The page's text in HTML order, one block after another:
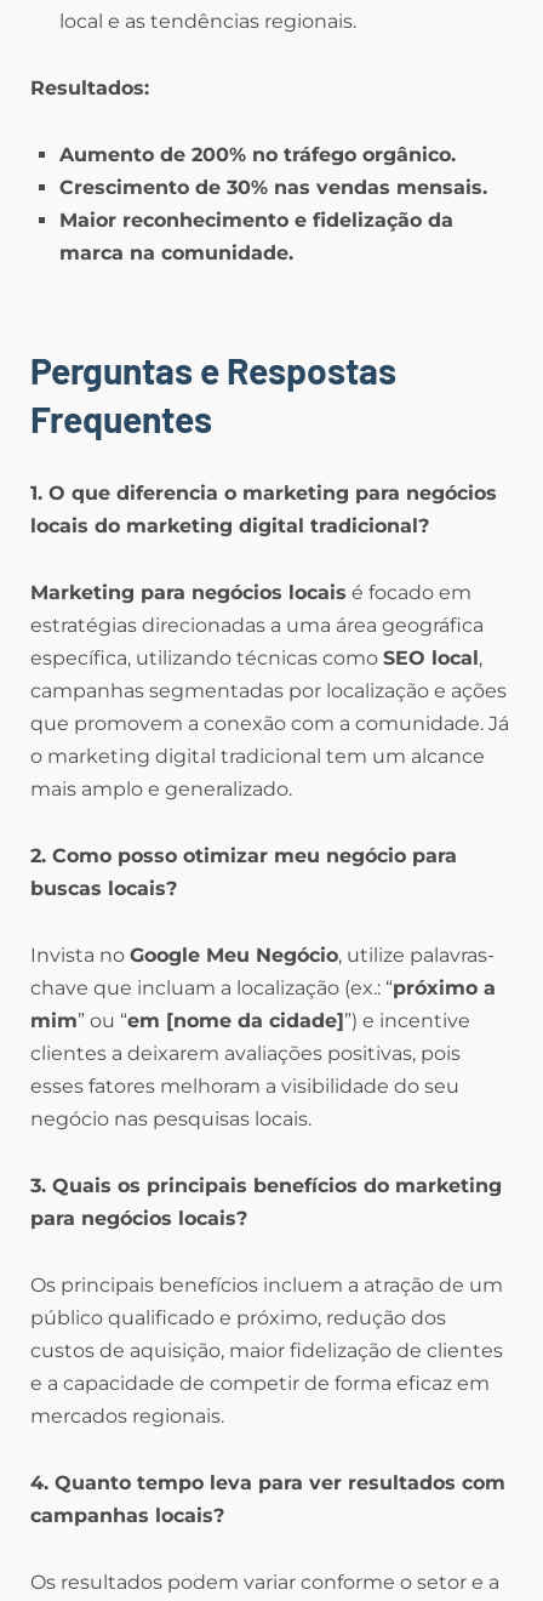
local e as tendências regionais.
Resultados:
Aumento de 200% no tráfego orgânico.
Crescimento de 30% nas vendas mensais.
Maior reconhecimento e fidelização da
marca na comunidade.
Perguntas e Respostas
Frequentes
1. O que diferencia o marketing para negócios
locais do marketing digital tradicional?
Marketing para negócios locais é focado em
estratégias direcionadas a uma área geográfica
específica, utilizando técnicas como SEO local,
campanhas segmentadas por localização e ações
que promovem a conexão com a comunidade. Já
o marketing digital tradicional tem um alcance
mais amplo e generalizado.
2. Como posso otimizar meu negócio para
buscas locais?
Invista no Google Meu Negócio, utilize palavras-
chave que incluam a localização (ex.: “próximo a
mim” ou “em [nome da cidade]”) e incentive
clientes a deixarem avaliações positivas, pois
esses fatores melhoram a visibilidade do seu
negócio nas pesquisas locais.
3. Quais os principais benefícios do marketing
para negócios locais?
Os principais benefícios incluem a atração de um
público qualificado e próximo, redução dos
custos de aquisição, maior fidelização de clientes
e a capacidade de competir de forma eficaz em
mercados regionais.
4. Quanto tempo leva para ver resultados com
campanhas locais?
Os resultados podem variar conforme o setor e a